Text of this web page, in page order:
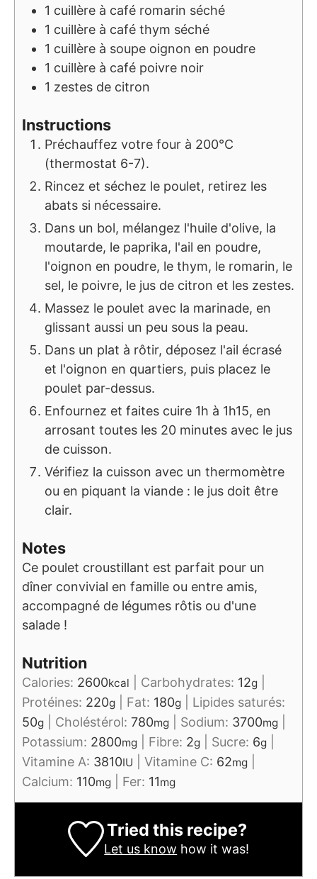
1 cuillère à café romarin séché
1 cuillère à café thym séché
1 cuillère à soupe oignon en poudre
1 cuillère à café poivre noir
1 zestes de citron
Instructions
Préchauffez votre four à 200°C
(thermostat 6-7).
Rincez et séchez le poulet, retirez les
abats si nécessaire.
Dans un bol, mélangez l'huile d'olive, la
moutarde, le paprika, l'ail en poudre,
l'oignon en poudre, le thym, le romarin, le
sel, le poivre, le jus de citron et les zestes.
Massez le poulet avec la marinade, en
glissant aussi un peu sous la peau.
Dans un plat à rôtir, déposez l'ail écrasé
et l'oignon en quartiers, puis placez le
poulet par-dessus.
Enfournez et faites cuire 1h à 1h15, en
arrosant toutes les 20 minutes avec le jus
de cuisson.
Vérifiez la cuisson avec un thermomètre
ou en piquant la viande : le jus doit être
clair.
Notes
Ce poulet croustillant est parfait pour un
dîner convivial en famille ou entre amis,
accompagné de légumes rôtis ou d'une
salade !
Nutrition
Calories: 2600kcal Carbohydrates: 12g
Protéines: 220g Fat: 180g
Lipides saturés:
50g Choléstérol: 780mg Sodium: 3700mg
Potassium: 2800mg Fibre: 2g Sucre: 6g
Vitamine A: 3810IU Vitamine C: 62mg
Calcium: 110mg Fer: 11mg
Tried this recipe?
Let us know how it was!